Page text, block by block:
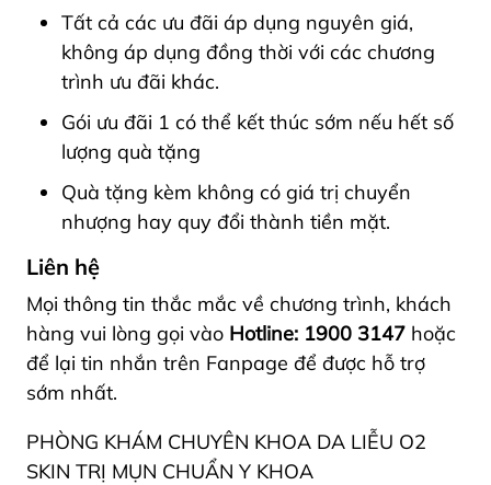
Tất cả các ưu đãi áp dụng nguyên giá,
không áp dụng đồng thời với các chương
trình ưu đãi khác.
Gói ưu đãi 1 có thể kết thúc sớm nếu hết số
lượng quà tặng
Quà tặng kèm không có giá trị chuyển
nhượng hay quy đổi thành tiền mặt.
Liên hệ
Mọi thông tin thắc mắc về chương trình, khách
hàng vui lòng gọi vào Hotline: 1900 3147 hoặc
để lại tin nhắn trên Fanpage để được hỗ trợ
sớm nhất.
PHÒNG KHÁM CHUYÊN KHOA DA LIỄU O2
SKIN TRỊ MỤN CHUẨN Y KHOA